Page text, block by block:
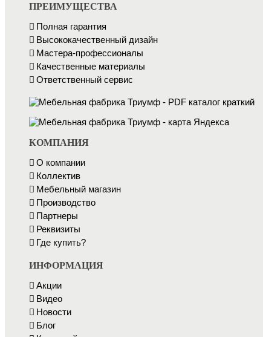
ПРЕИМУЩЕСТВА
Полная гарантия
Высококачественный дизайн
Мастера-профессионалы
Качественные материалы
Ответственный сервис
КОМПАНИЯ
О компании
Коллектив
Мебельный магазин
Производство
Партнеры
Реквизиты
Где купить?
ИНФОРМАЦИЯ
Акции
Видео
Новости
Блог